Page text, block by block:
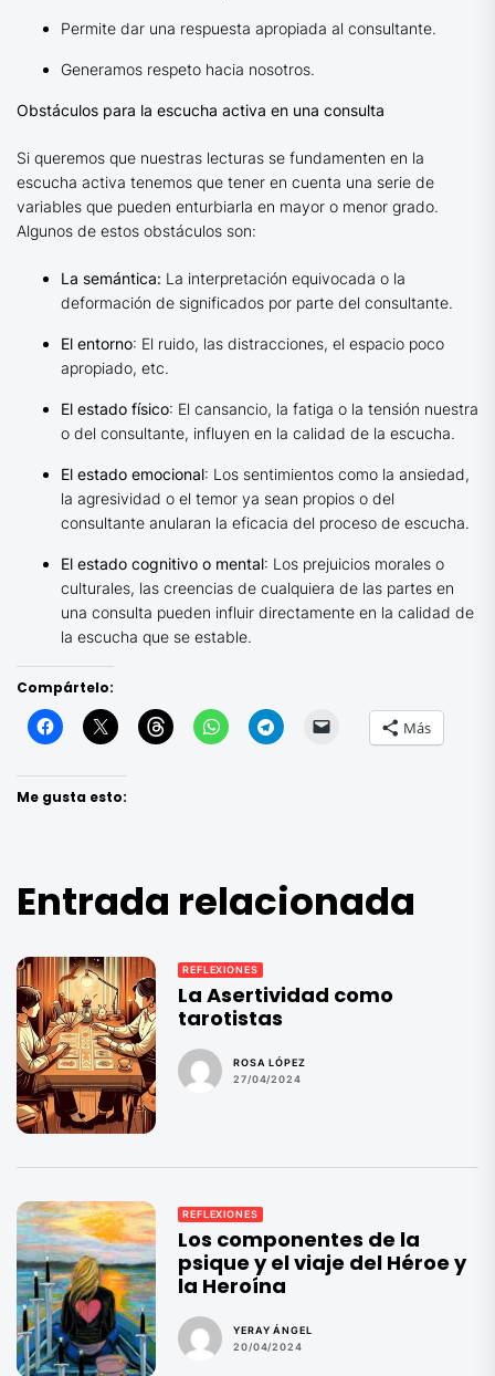
Permite dar una respuesta apropiada al consultante.
Generamos respeto hacia nosotros.
Obstáculos para la escucha activa en una consulta
Si queremos que nuestras lecturas se fundamenten en la
escucha activa tenemos que tener en cuenta una serie de
variables que pueden enturbiarla en mayor o menor grado.
Algunos de estos obstáculos son:
La semántica: La interpretación equivocada o la
deformación de significados por parte del consultante.
El entorno: El ruido, las distracciones, el espacio poco
apropiado, etc.
El estado físico: El cansancio, la fatiga o la tensión nuestra
o del consultante, influyen en la calidad de la escucha.
El estado emocional: Los sentimientos como la ansiedad,
la agresividad o el temor ya sean propios o del
consultante anularan la eficacia del proceso de escucha.
El estado cognitivo o mental: Los prejuicios morales o
culturales, las creencias de cualquiera de las partes en
una consulta pueden influir directamente en la calidad de
la escucha que se estable.
Compártelo:
Más
Me gusta esto:
Entrada relacionada
REFLEXIONES
La Asertividad como
tarotistas
ROSA LÓPEZ
27/04/2024
REFLEXIONES
Los componentes de la
psique y el viaje del Héroe y
la Heroína
YERAY ÁNGEL
20/04/2024